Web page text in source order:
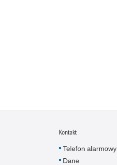
Kontakt
Telefon alarmowy
Dane